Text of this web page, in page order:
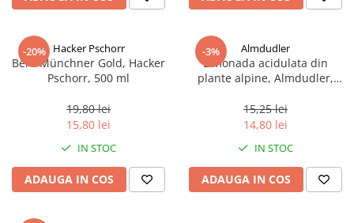
-20% Hacker Pschorr
Bere Münchner Gold, Hacker
Pschorr, 500 ml
19,80 lei
15,80 lei
IN STOC
ADAUGA IN COS
-3% Almdudler
Limonada acidulata din
plante alpine, Almdudler,
15,25 lei
14,80 lei
IN STOC
ADAUGA IN COS